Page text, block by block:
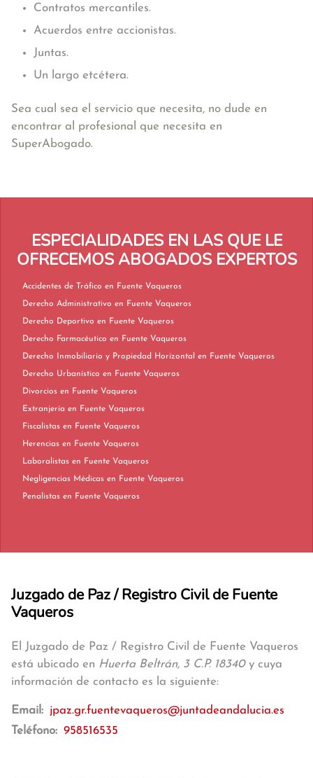
Contratos mercantiles.
Acuerdos entre accionistas.
Juntas.
Un largo etcétera.
Sea cual sea el servicio que necesita, no dude en
encontrar al profesional que necesita en
SuperAbogado.
ESPECIALIDADES EN LAS QUE LE
OFRECEMOS ABOGADOS EXPERTOS
Accidentes de Tráfico en Fuente Vaqueros
Derecho Administrativo en Fuente Vaqueros
Derecho Deportivo en Fuente Vaqueros
Derecho Farmacéutico en Fuente Vaqueros
Derecho Inmobiliario y Propiedad Horizontal en Fuente Vaqueros
Derecho Urbanístico en Fuente Vaqueros
Divorcios en Fuente Vaqueros
Extranjería en Fuente Vaqueros
Fiscalistas en Fuente Vaqueros
Herencias en Fuente Vaqueros
Laboralistas en Fuente Vaqueros
Negligencias Médicas en Fuente Vaqueros
Penalistas en Fuente Vaqueros
Juzgado de Paz / Registro Civil de Fuente
Vaqueros
El Juzgado de Paz / Registro Civil de Fuente Vaqueros
está ubicado en Huerta Beltrán, 3 C.P. 18340y cuya
información de contacto es la siguiente:
Email: jpaz.gr.fuentevaqueros@juntadeandalucia.es
Teléfono: 958516535